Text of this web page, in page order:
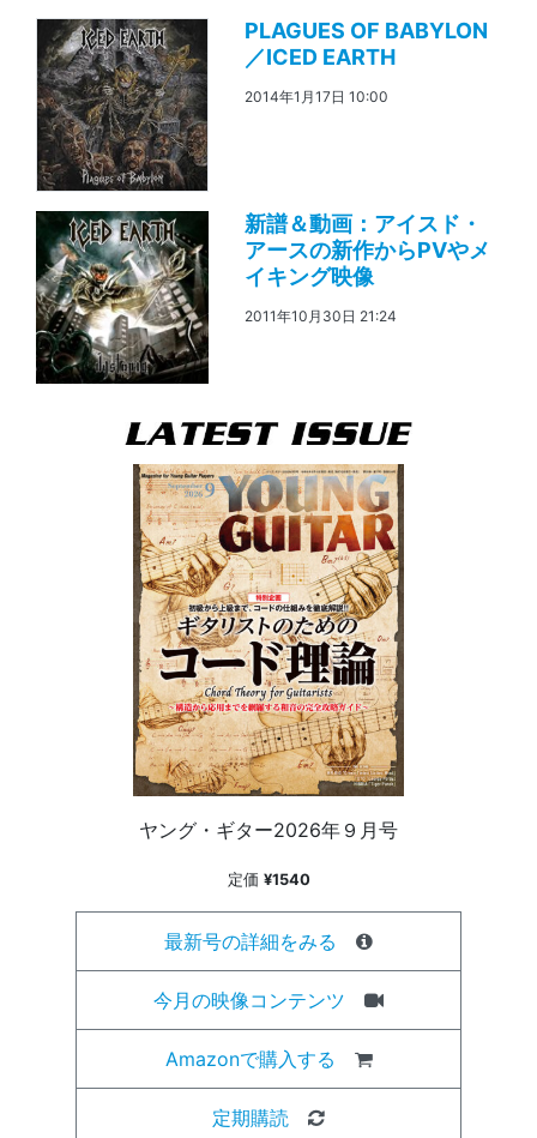
PLAGUES OF BABYLON
／ICED EARTH
2014年1月17日 10:00
新譜＆動画：アイスド・
アースの新作からPVやメ
イキング映像
2011年10月30日 21:24
ヤング・ギター2026年９月号
定価 ¥1540
最新号の詳細をみる
今月の映像コンテンツ
Amazonで購入する
定期購読